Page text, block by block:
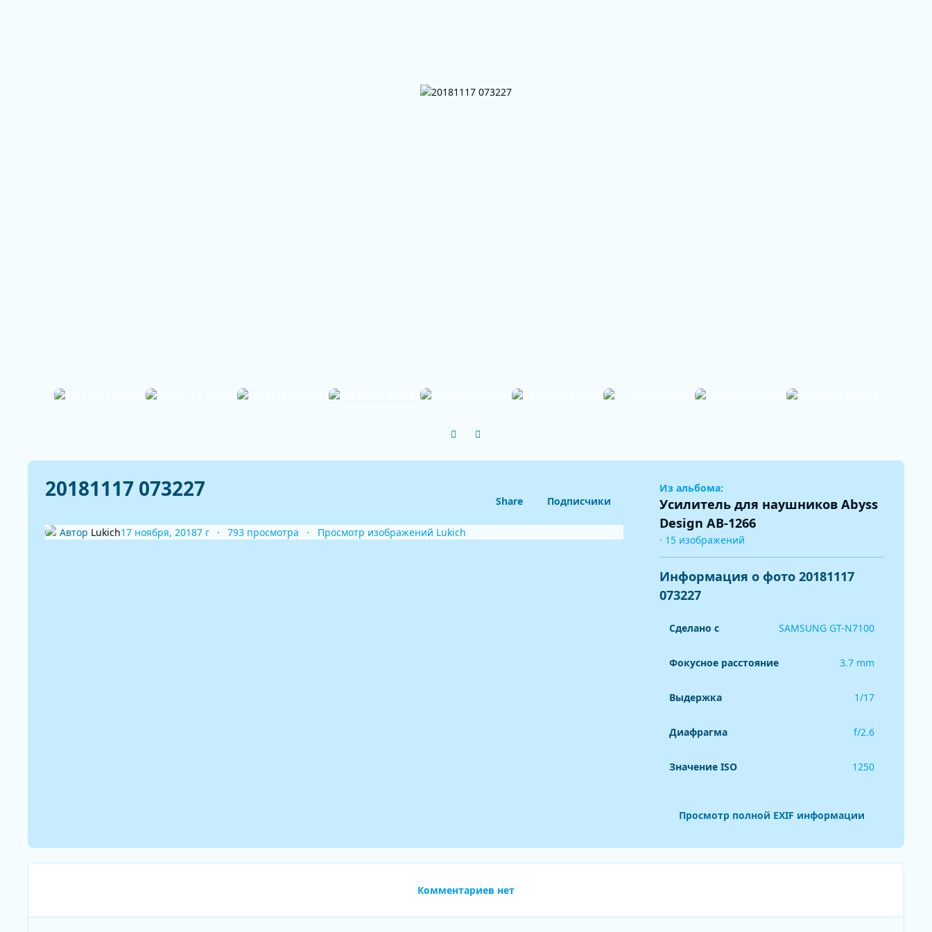
Previous carousel slide
Next carousel slide
20181117 073227 Share Подписчики
Автор Lukich17 ноября, 20187 г 793 просмотра Просмотр изображений Lukich
Из альбома:
Усилитель для наушников Abyss
Design AB-1266
· 15 изображений
Информация о фото 20181117
073227
Сделано с SAMSUNG GT-N7100
Фокусное расстояние 3.7 mm
Выдержка 1/17
Диафрагма f/2.6
Значение ISO 1250
Просмотр полной EXIF информации
Комментариев нет